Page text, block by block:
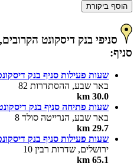
הוסף ביקורת
סניפי בנק דיסקונט
סניף:
שעות פעילות סניף בנק
באר שבע, ההסתדרות 82
30.0 km
שעות פתיחה סניף בנק
באר שבע, הנרייטה סולד 8
29.7 km
שעות פעילות סניף בנק
ירושלים, שדרות רבין 10
65.1 km